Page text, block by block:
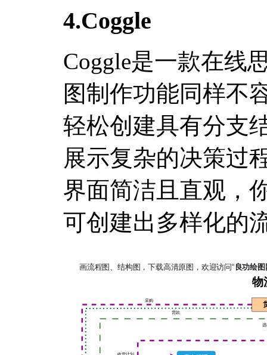
4.Coggle
Coggle是一款在线
图制作功能同样不
轻松创建具有分支
展示复杂的决策过
界面简洁且直观，
可创建出多样化的